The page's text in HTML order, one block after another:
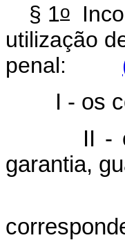
§ 1o
utilização
penal:
I - os
II - os
garantia,
III -